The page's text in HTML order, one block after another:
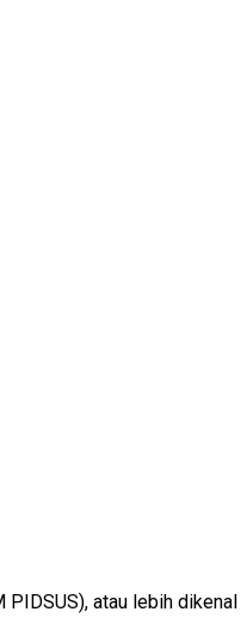
PIDSUS), atau lebih dikenal